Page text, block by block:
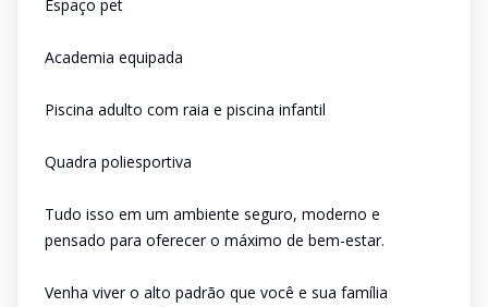
Espaço pet
Academia equipada
Piscina adulto com raia e piscina infantil
Quadra poliesportiva
Tudo isso em um ambiente seguro, moderno e
pensado para oferecer o máximo de bem-estar.
Venha viver o alto padrão que você e sua família